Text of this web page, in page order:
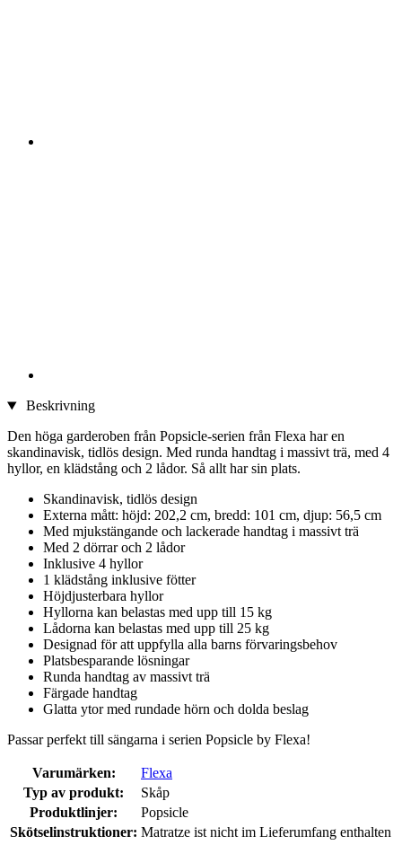
Beskrivning
Den höga garderoben från Popsicle-serien från Flexa har en
skandinavisk, tidlös design. Med runda handtag i massivt trä, med 4
hyllor, en klädstång och 2 lådor. Så allt har sin plats.
Skandinavisk, tidlös design
Externa mått: höjd: 202,2 cm, bredd: 101 cm, djup: 56,5 cm
Med mjukstängande och lackerade handtag i massivt trä
Med 2 dörrar och 2 lådor
Inklusive 4 hyllor
1 klädstång inklusive fötter
Höjdjusterbara hyllor
Hyllorna kan belastas med upp till 15 kg
Lådorna kan belastas med upp till 25 kg
Designad för att uppfylla alla barns förvaringsbehov
Platsbesparande lösningar
Runda handtag av massivt trä
Färgade handtag
Glatta ytor med rundade hörn och dolda beslag
Passar perfekt till sängarna i serien Popsicle by Flexa!
Varumärken:
Flexa
Typ av produkt:
Skåp
Produktlinjer:
Popsicle
Skötselinstruktioner: Matratze ist nicht im Lieferumfang enthalten